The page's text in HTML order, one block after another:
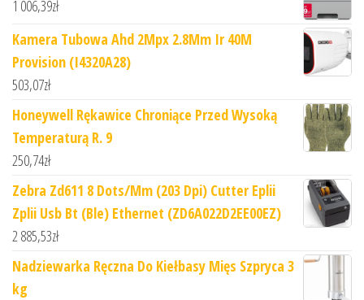
1 006,39zł
Kamera Tubowa Ahd 2Mpx 2.8Mm Ir 40M
Provision (I4320A28)
503,07zł
Honeywell Rękawice Chroniące Przed Wysoką
Temperaturą R. 9
250,74zł
Zebra Zd611 8 Dots/Mm (203 Dpi) Cutter Eplii
Zplii Usb Bt (Ble) Ethernet (ZD6A022D2EE00EZ)
2 885,53zł
Nadziewarka Ręczna Do Kiełbasy Mięs Szpryca 3
kg